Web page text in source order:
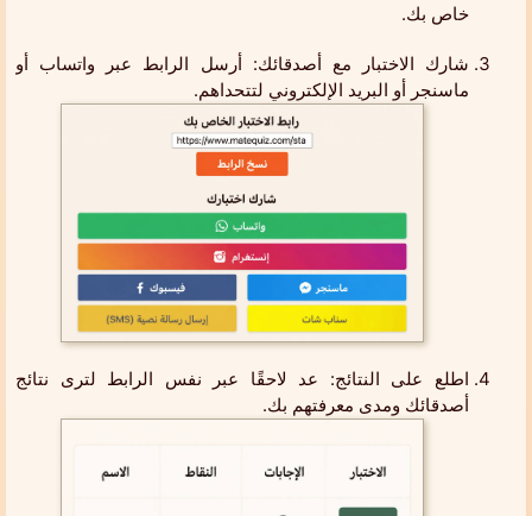
خاص بك.
شارك الاختبار مع أصدقائك: أرسل الرابط عبر واتساب أو
ماسنجر أو البريد الإلكتروني لتتحداهم.
اطلع على النتائج: عد لاحقًا عبر نفس الرابط لترى نتائج
أصدقائك ومدى معرفتهم بك.